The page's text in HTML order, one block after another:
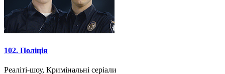
102. Поліція
Реаліті-шоу, Кримінальні серіали